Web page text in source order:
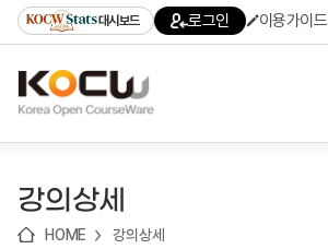
기
기
기
content)
가
대시보드 로그인 이용가이드
강의상세
HOME 강의상세